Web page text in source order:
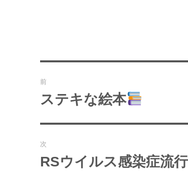
稿
ゲ
前
過
の
投
ステキな絵本
次
次
RSウイルス感染症流